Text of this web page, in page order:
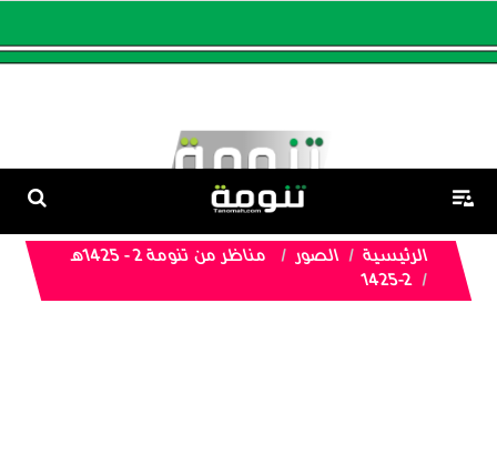
الرئيسية الصور
مناظر من تنومة 2 - 1425هـ
1425-2